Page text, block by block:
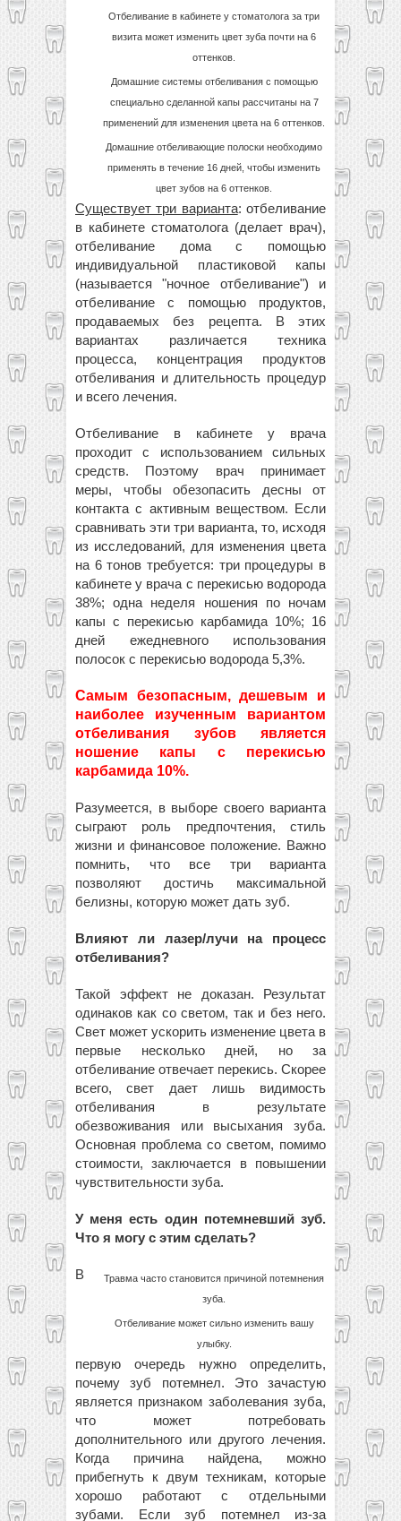
Отбеливание в кабинете у стоматолога за три
визита может изменить цвет зуба почти на 6
оттенков.
Домашние системы отбеливания с помощью
специально сделанной капы рассчитаны на 7
применений для изменения цвета на 6 оттенков.
Домашние отбеливающие полоски необходимо
применять в течение 16 дней, чтобы изменить
цвет зубов на 6 оттенков.
Существует три варианта: отбеливание
в кабинете стоматолога (делает врач),
отбеливание дома с помощью
индивидуальной пластиковой капы
(называется "ночное отбеливание") и
отбеливание с помощью продуктов,
продаваемых без рецепта. В этих
вариантах различается техника
процесса, концентрация продуктов
отбеливания и длительность процедур
и всего лечения.
Отбеливание в кабинете у врача
проходит с использованием сильных
средств. Поэтому врач принимает
меры, чтобы обезопасить десны от
контакта с активным веществом. Если
сравнивать эти три варианта, то, исходя
из исследований, для изменения цвета
на 6 тонов требуется: три процедуры в
кабинете у врача с перекисью водорода
38%; одна неделя ношения по ночам
капы с перекисью карбамида 10%; 16
дней ежедневного использования
полосок с перекисью водорода 5,3%.
Самым безопасным, дешевым и
наиболее изученным вариантом
отбеливания зубов является
ношение капы с перекисью
карбамида 10%.
Разумеется, в выборе своего варианта
сыграют роль предпочтения, стиль
жизни и финансовое положение. Важно
помнить, что все три варианта
позволяют достичь максимальной
белизны, которую может дать зуб.
Влияют ли лазер/лучи на процесс
отбеливания?
Такой эффект не доказан. Результат
одинаков как со светом, так и без него.
Свет может ускорить изменение цвета в
первые несколько дней, но за
отбеливание отвечает перекись. Скорее
всего, свет дает лишь видимость
отбеливания в результате
обезвоживания или высыхания зуба.
Основная проблема со светом, помимо
стоимости, заключается в повышении
чувствительности зуба.
У меня есть один потемневший зуб.
Что я могу с этим сделать?
Травма часто становится причиной потемнения
зуба.
Отбеливание может сильно изменить вашу
улыбку.
В
первую очередь нужно определить,
почему зуб потемнел. Это зачастую
является признаком заболевания зуба,
что может потребовать
дополнительного или другого лечения.
Когда причина найдена, можно
прибегнуть к двум техникам, которые
хорошо работают с отдельными
зубами. Если зуб потемнел из-за